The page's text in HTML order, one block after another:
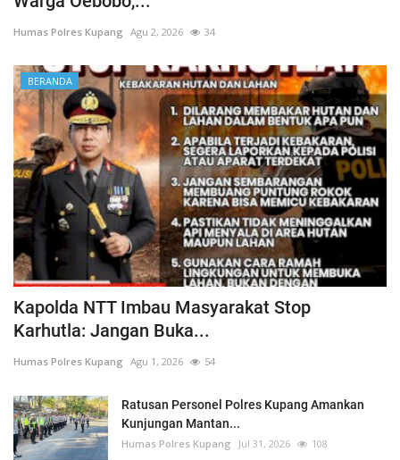
Humas Polres Kupang Agu 2, 2026 34
BERANDA
Kapolda NTT Imbau Masyarakat Stop
Karhutla: Jangan Buka...
Humas Polres Kupang Agu 1, 2026 54
Ratusan Personel Polres Kupang Amankan
Kunjungan Mantan...
Humas Polres Kupang Jul 31, 2026 108